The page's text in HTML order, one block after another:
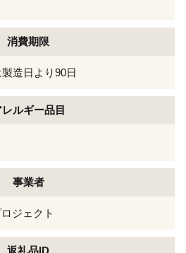
消費期限
造日より90日
レルギー品目
事業者
ジェクト
返礼品ID